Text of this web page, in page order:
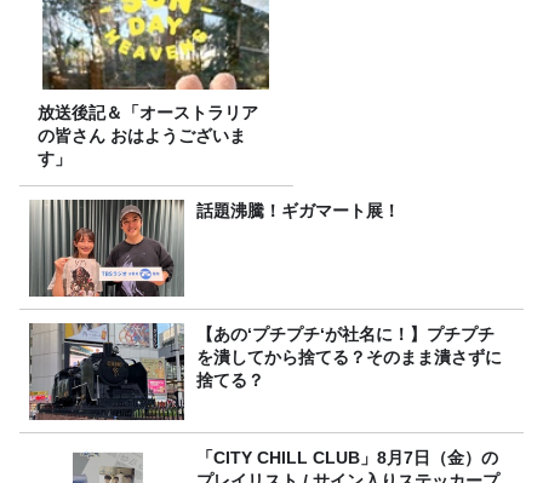
放送後記＆「オーストラリア
の皆さん おはようございま
す」
話題沸騰！ギガマート展！
【あの‘プチプチ‘が社名に！】プチプチ
を潰してから捨てる？そのまま潰さずに
捨てる？
「CITY CHILL CLUB」8月7日（金）の